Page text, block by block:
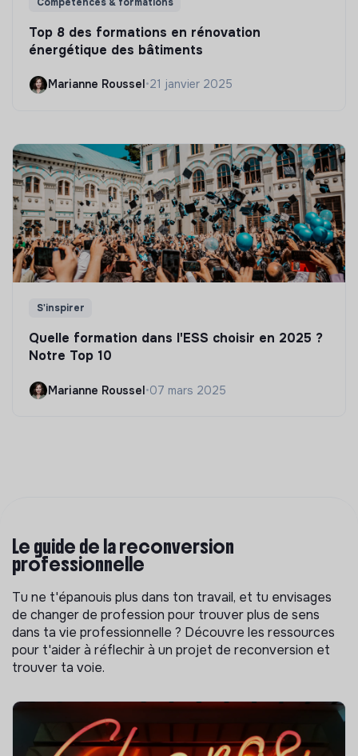
Top 8 des formations en rénovation
énergétique des bâtiments
Marianne Roussel•21 janvier 2025
S'inspirer
Quelle formation dans l'ESS choisir en 2025 ?
Notre Top 10
Marianne Roussel•07 mars 2025
Le guide de la reconversion
professionnelle
Tu ne t'épanouis plus dans ton travail, et tu envisages
de changer de profession pour trouver plus de sens
dans ta vie professionnelle ? Découvre les ressources
pour t'aider à réflechir à un projet de reconversion et
trouver ta voie.